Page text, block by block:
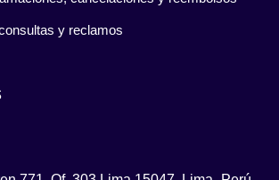
y reclamos